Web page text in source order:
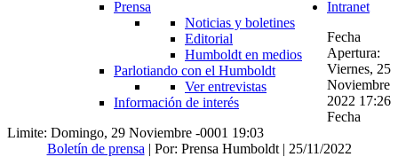
Prensa
Noticias y boletines
Editorial
Humboldt en medios
Parlotiando con el Humboldt
Ver entrevistas
Información de interés
Intranet
Fecha
Apertura:
Viernes, 25
Noviembre
2022 17:26
Fecha
Limite: Domingo, 29 Noviembre -0001 19:03
Boletín de prensa | Por: Prensa Humboldt | 25/11/2022